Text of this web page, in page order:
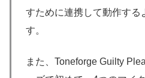
すために連携して動作する
す。
また、Toneforge Guilty